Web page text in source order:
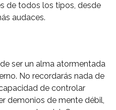
de todos los tipos, desde
audaces.
ser un alma atormentada
No recordarás nada de
de controlar
demonios de mente débil,